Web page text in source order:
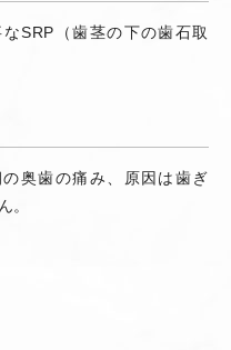
SRP（歯茎の下の歯石取
奥歯の痛み、原因は歯ぎ
。